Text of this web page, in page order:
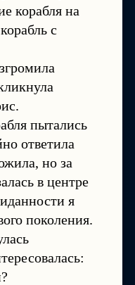
корабля на
с
пытались
ответила
но за
в центре
я
поколения.